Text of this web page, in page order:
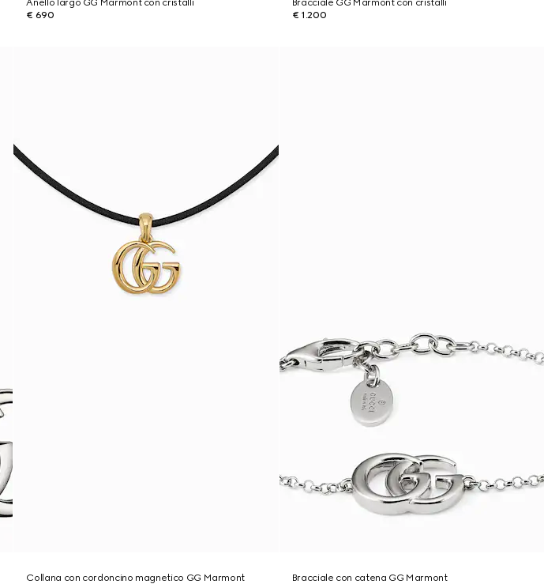
Anello largo GG Marmont con cristalli
€ 690
Bracciale GG Marmont con cristalli
€ 1.200
Collana con cordoncino magnetico GG Marmont
Bracciale con catena GG Marmont